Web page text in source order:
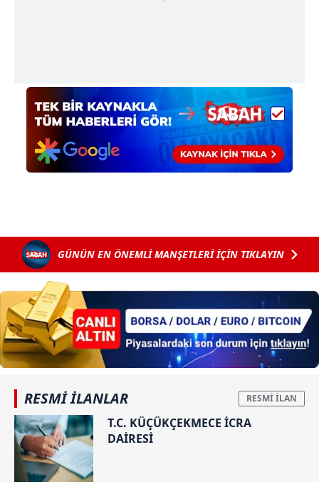
verileriniz işlenmekte olup gerekli olan çerezler bilgi
toplumu hizmetlerinin sunulması amacıyla
kullanılmaktadır. Diğer çerezler, sitemizin daha işlevsel
kılınması ve kişiselleştirilmesi ve sizlere yönelik
reklam/pazarlama faaliyetlerinin yapılması, amaçlarıyla
vasıtasıyla belirleyebilirsiniz. Çerezlere ilişkin detaylı bilgi
için Ayarlar butonuna tıklayabilir,Çerez Bilgilendirme
Metnimiziziyaret edebilirsiniz.
6698 sayılı Kişisel Verilerin Korunması Kanunu uyarınca
hazırlanmış Aydınlatma Metnimizi okumak ve sitemizde
ilgili mevzuata uygun olarak kullanılan çerezlerle ilgili bilgi
almak için lütfen
tıklayınız
GÜNÜN EN ÖNEMLİ MANŞETLERİ İÇİN TIKLAYIN
RESMİ İLANLAR
T.C. KÜÇÜKÇEKMECE İCRA
DAİRESİ